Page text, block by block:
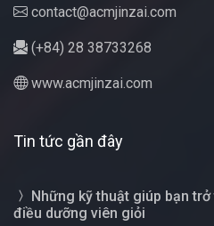
contact@acmjinzai.com
(+84) 28 38733268
www.acmjinzai.com
Tin tức gần đây
Những kỹ thuật giúp bạn
điều dưỡng viên giỏi